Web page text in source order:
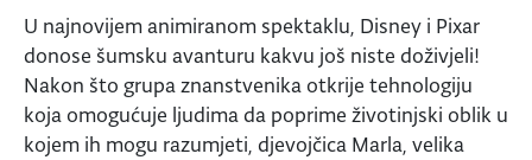
U najnovijem animiranom spektaklu, Disney i Pixar
donose šumsku avanturu kakvu još niste doživjeli!
Nakon što grupa znanstvenika otkrije tehnologiju
koja omogućuje ljudima da poprime životinjski oblik u
kojem ih mogu razumjeti, djevojčica Marla, velika